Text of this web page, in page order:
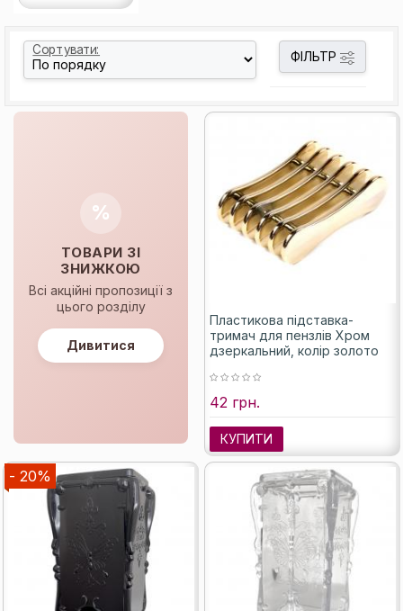
Сортувати: ФІЛЬТР
%
ТОВАРИ ЗІ
ЗНИЖКОЮ
Всі акційні пропозиції з
цього розділу
Дивитися
Пластикова підставка-
тримач для пензлів Хром
дзеркальний, колір золото
42 грн.
КУПИТИ
- 20%